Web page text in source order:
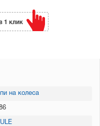
1 клик
на колеса